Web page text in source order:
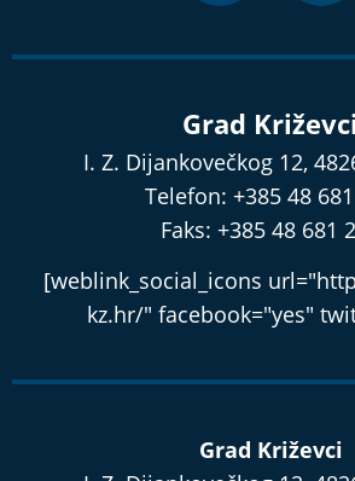
Grad Križevci
I. Z. Dijankovečkog 12,
Telefon: +385 48
Faks: +385 48 681
[weblink_social_icons
kz.hr/" facebook="yes"
Grad Križevci